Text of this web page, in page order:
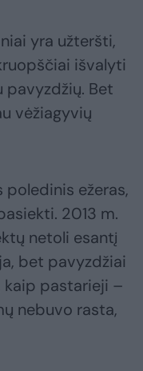
yra užteršti,
išvalyti
pavyzdžių. Bet
vėžiagyvių
poledinis ežeras,
2013 m.
netoli esantį
bet pavyzdžiai
kaip pastarieji –
nebuvo rasta,